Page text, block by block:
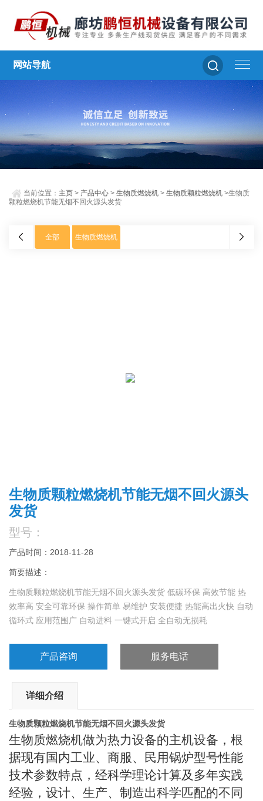
网站导航
当前位置： 主页 > 产品中心 >生物质燃烧机 >生物质颗粒燃烧机 >生物质
颗粒燃烧机节能无烟不回火源头发货
全部 生物质燃烧机
生物质颗粒燃烧机节能无烟不回火源头
发货
型号：
产品时间：2018-11-28
简要描述：
生物质颗粒燃烧机节能无烟不回火源头发货 低碳环保 高效节能 热
效率高 安全可靠环保 操作简单 易维护 安装便捷 热能高出火快 自动
循环式 应用范围广 自动进料 一键式开启 全自动无损耗
产品咨询 服务电话
详细介绍
生物质颗粒燃烧机节能无烟不回火源头发货
生物质燃烧机做为热力设备的主机设备，根
据现有国内工业、商服、民用锅炉型号性能
技术参数特点，经科学理论计算及多年实践
经验，设计、生产、制造出科学匹配的不同